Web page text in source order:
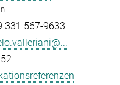
331 567-9633